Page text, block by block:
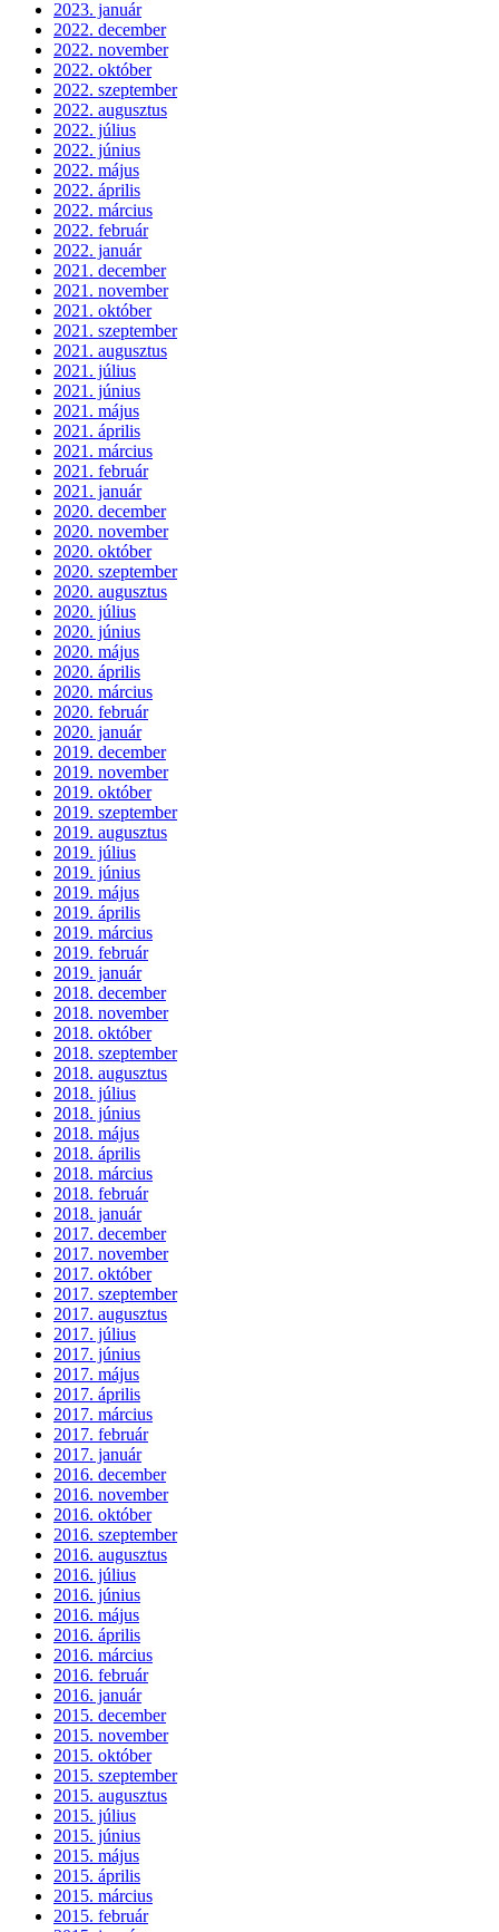
2023. január
2022. december
2022. november
2022. október
2022. szeptember
2022. augusztus
2022. július
2022. június
2022. május
2022. április
2022. március
2022. február
2022. január
2021. december
2021. november
2021. október
2021. szeptember
2021. augusztus
2021. július
2021. június
2021. május
2021. április
2021. március
2021. február
2021. január
2020. december
2020. november
2020. október
2020. szeptember
2020. augusztus
2020. július
2020. június
2020. május
2020. április
2020. március
2020. február
2020. január
2019. december
2019. november
2019. október
2019. szeptember
2019. augusztus
2019. július
2019. június
2019. május
2019. április
2019. március
2019. február
2019. január
2018. december
2018. november
2018. október
2018. szeptember
2018. augusztus
2018. július
2018. június
2018. május
2018. április
2018. március
2018. február
2018. január
2017. december
2017. november
2017. október
2017. szeptember
2017. augusztus
2017. július
2017. június
2017. május
2017. április
2017. március
2017. február
2017. január
2016. december
2016. november
2016. október
2016. szeptember
2016. augusztus
2016. július
2016. június
2016. május
2016. április
2016. március
2016. február
2016. január
2015. december
2015. november
2015. október
2015. szeptember
2015. augusztus
2015. július
2015. június
2015. május
2015. április
2015. március
2015. február